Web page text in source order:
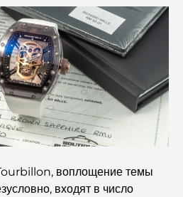
Джумейра: полный
год.
в центре Дубая: вкус Италии в
залов в районе Dubai Hills:
по ресторанам высокой кухни на
воплощение темы
входят в число